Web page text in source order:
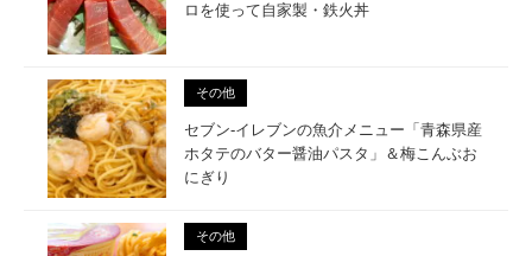
ロを使って自家製・鉄火丼
その他
セブン-イレブンの魚介メニュー「青森県産
ホタテのバター醤油パスタ」＆梅こんぶお
にぎり
その他